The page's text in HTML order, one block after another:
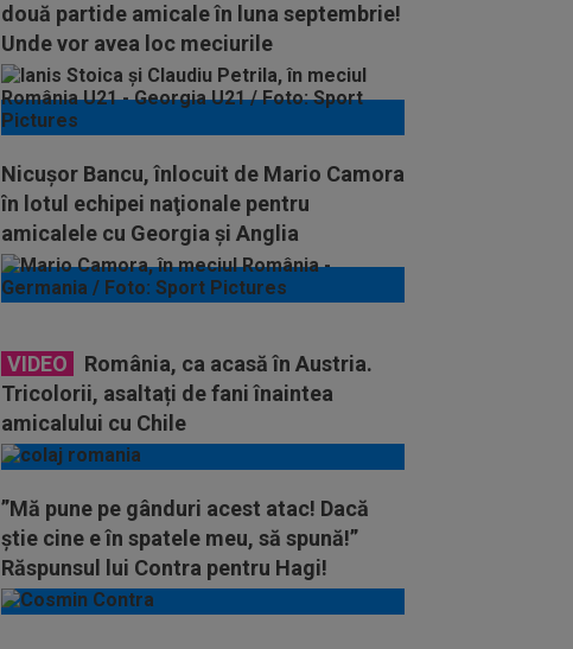
două partide amicale în luna septembrie!
Unde vor avea loc meciurile
Nicuşor Bancu, înlocuit de Mario Camora
în lotul echipei naţionale pentru
amicalele cu Georgia şi Anglia
VIDEO
România, ca acasă în Austria.
Tricolorii, asaltați de fani înaintea
amicalului cu Chile
”Mă pune pe gânduri acest atac! Dacă
știe cine e în spatele meu, să spună!”
Răspunsul lui Contra pentru Hagi!